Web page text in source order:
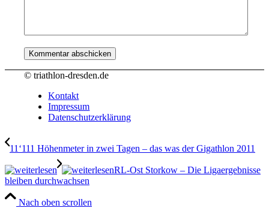
© triathlon-dresden.de
Kontakt
Impressum
Datenschutzerklärung
11‘111 Höhenmeter in zwei Tagen – das was der Gigathlon 2011
RL-Ost Storkow – Die Ligaergebnisse
bleiben durchwachsen
Nach oben scrollen